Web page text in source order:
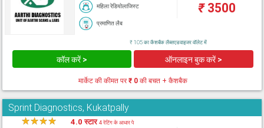
महिला रेडियोलाजिस्ट
प्रमाणित लैब
₹3500
₹ 105 का कैशबैक लैब्सएडवाइजर वॉलेट में
कॉल करें > ऑनलाइन बुक करें >
मार्केट की कीमत पर₹ 0की बचत + कैशबैक
Sprint Diagnostics, Kukatpally
★★★★ 4.0 स्टार4 रेटिंग के आधार पे